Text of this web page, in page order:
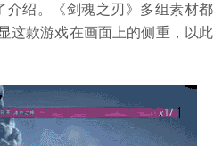
介绍。《剑魂之刃》多组素材都
这款游戏在画面上的侧重，以此